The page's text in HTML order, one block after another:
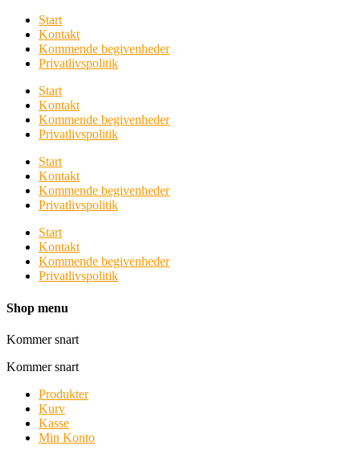
Start
Kontakt
Kommende begivenheder
Privatlivspolitik
Start
Kontakt
Kommende begivenheder
Privatlivspolitik
Start
Kontakt
Kommende begivenheder
Privatlivspolitik
Start
Kontakt
Kommende begivenheder
Privatlivspolitik
Shop menu
Kommer snart
Kommer snart
Produkter
Kurv
Kasse
Min Konto